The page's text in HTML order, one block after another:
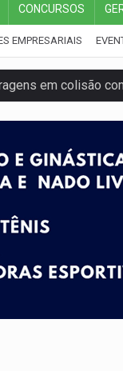
CONCURSOS
EMPRESARIAIS
em colisão
em Porto
com arma e drogas
ampliar ações
durante exercício
leva
intenso e tempo